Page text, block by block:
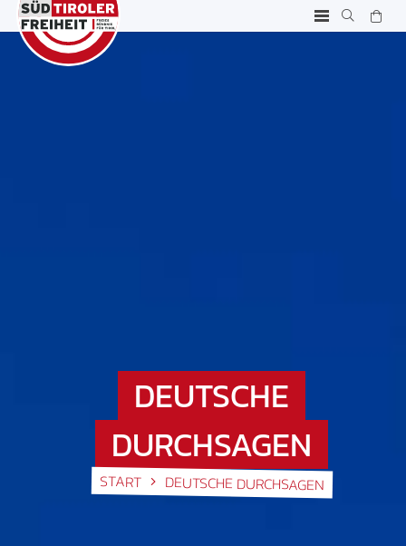
DEUTSCHE
DURCHSAGEN
START DEUTSCHE DURCHSAGEN